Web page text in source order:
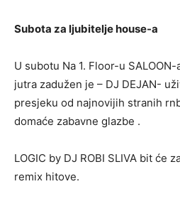
Subota za ljubitelje house-a
U subotu Na 1. Floor-u
jutra zadužen je – DJ DEJAN-
presjeku od najnovijih stranih
domaće zabavne glazbe .
LOGIC by DJ ROBI SLIVA bit će
remix hitove.